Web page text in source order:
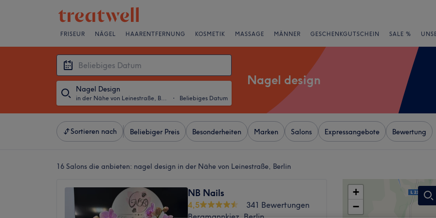
FRISEUR NÄGEL HAARENTFERNUNG KOSMETIK MASSAGE MÄNNER GESCHENKGUTSCHEIN SALE %
Nagel Design
in der Nähe von Leinestraße, Berlin ・ Beliebiges Datum
Nagel design
Sortieren nach Beliebiger Preis Besonderheiten Marken Salons Expressangebote Bewertung
16 Salons die anbieten: nagel design in der Nähe von Leinestraße, Berlin
NB Nails
4,5
341 Bewertungen
+
−